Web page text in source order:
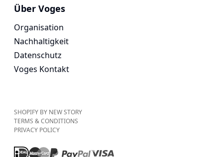
Über Voges
Organisation
Nachhaltigkeit
Datenschutz
Voges Kontakt
SHOPIFY BY NEW STORY
TERMS & CONDITIONS
PRIVACY POLICY